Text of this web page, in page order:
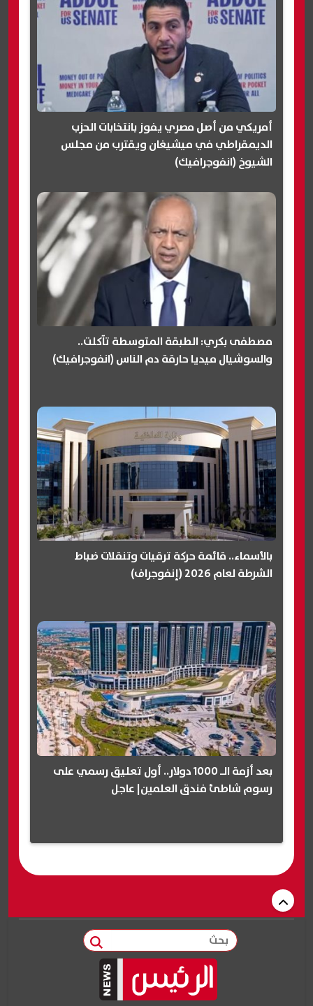
أمريكي من أصل مصري يفوز بانتخابات الحزب
الديمقراطي في ميشيغان ويقترب من مجلس
الشيوخ (انفوجرافيك)
مصطفى بكري: الطبقة المتوسطة تآكلت..
والسوشيال ميديا حارقة دم الناس (انفوجرافيك)
بالأسماء.. قائمة حركة ترقيات وتنقلات ضباط
الشرطة لعام 2026 (إنفوجراف)
بعد أزمة الـ 1000 دولار.. أول تعليق رسمي على
رسوم شاطئ فندق العلمين| عاجل
بحث